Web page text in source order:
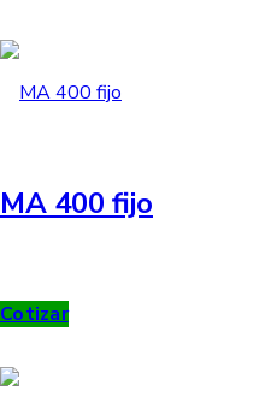
MA 400 fijo
Cotizar